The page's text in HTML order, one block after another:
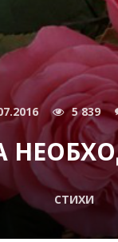
5 839
СТИХИ